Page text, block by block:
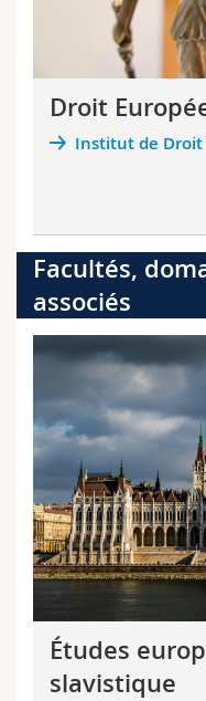
Droit
Institut de Droit
Facultés,
associés
Études
slavistique